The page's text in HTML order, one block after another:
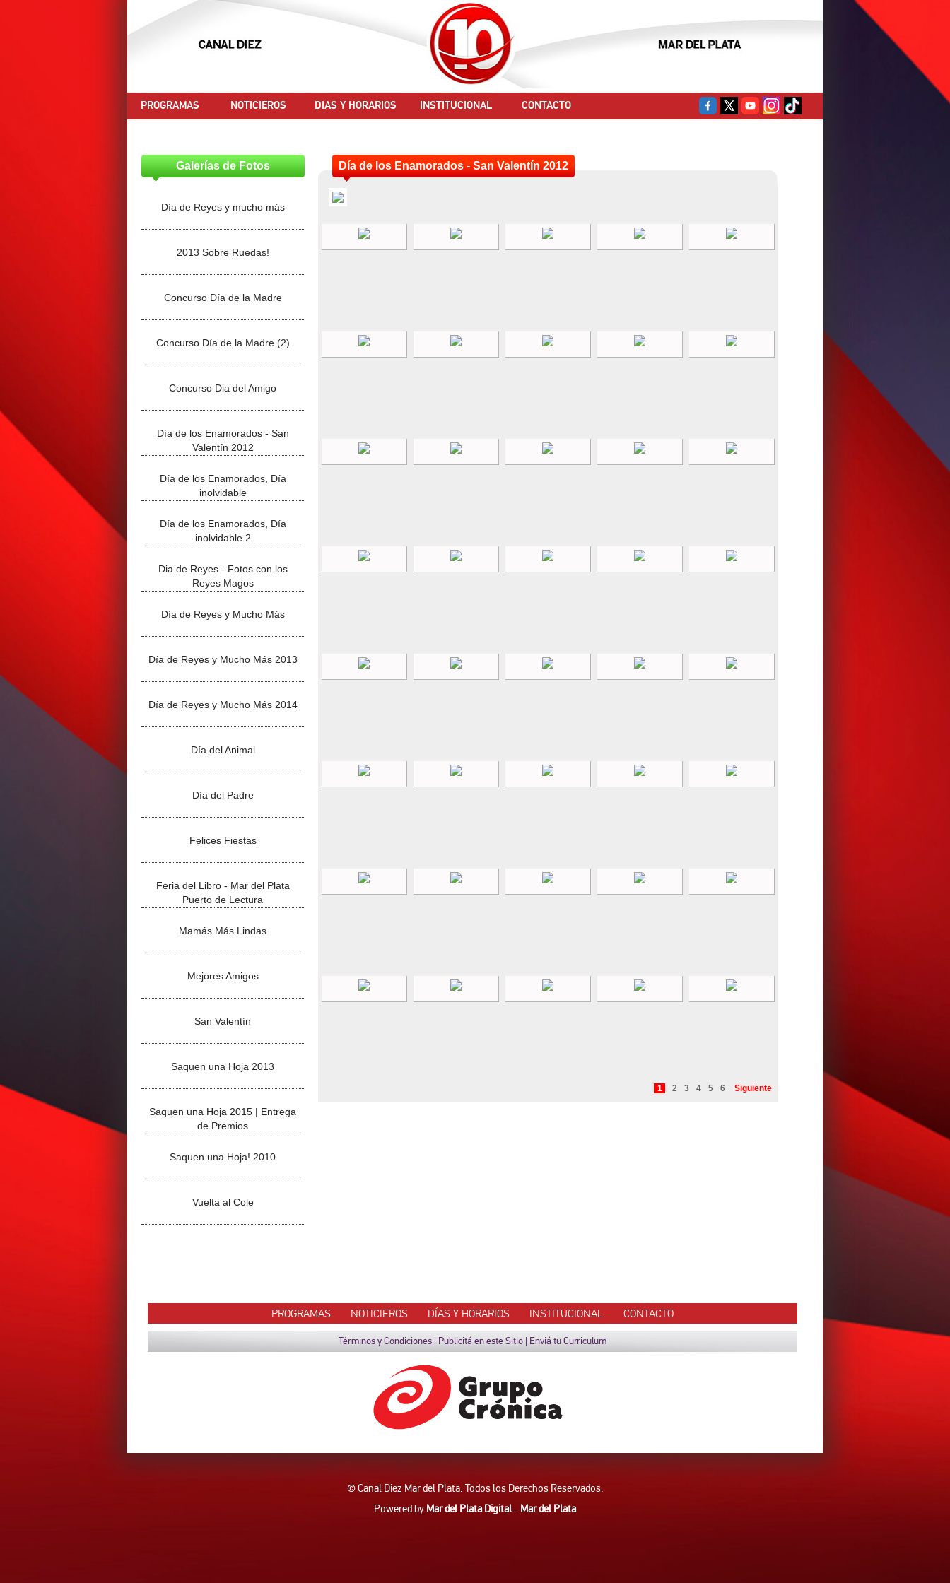
PROGRAMAS NOTICIEROS DIAS Y HORARIOS INSTITUCIONAL CONTACTO
Galerías de Fotos
Día de Reyes y mucho más
2013 Sobre Ruedas!
Concurso Día de la Madre
Concurso Día de la Madre (2)
Concurso Dia del Amigo
Día de los Enamorados - San
Valentín 2012
Día de los Enamorados, Día
inolvidable
Día de los Enamorados, Día
inolvidable 2
Dia de Reyes - Fotos con los
Reyes Magos
Día de Reyes y Mucho Más
Día de Reyes y Mucho Más 2013
Día de Reyes y Mucho Más 2014
Día del Animal
Día del Padre
Felices Fiestas
Feria del Libro - Mar del Plata
Puerto de Lectura
Mamás Más Lindas
Mejores Amigos
San Valentín
Saquen una Hoja 2013
Saquen una Hoja 2015 | Entrega
de Premios
Saquen una Hoja! 2010
Vuelta al Cole
Día de los Enamorados - San Valentín 2012
1 2 3 4 5 6 Siguiente
PROGRAMAS NOTICIEROS DÍAS Y HORARIOS INSTITUCIONAL CONTACTO
Términos y Condiciones | Publicitá en este Sitio | Enviá tu Curriculum
© Canal Diez Mar del Plata. Todos los Derechos Reservados.
Powered by Mar del Plata Digital- Mar del Plata